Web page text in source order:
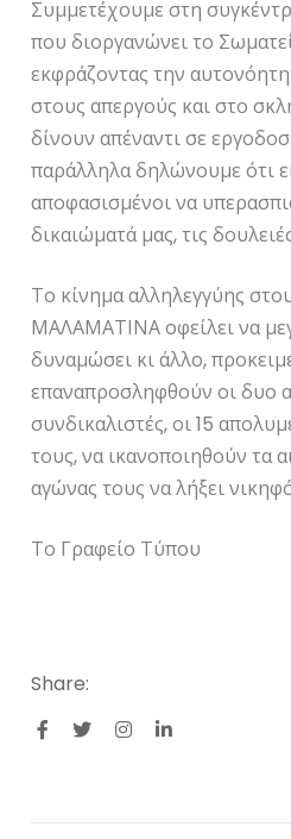
Συμμετέχουμε στη
που διοργανώνει το
εκφράζοντας την
στους απεργούς και στο
δίνουν απέναντι σε
παράλληλα δηλώνουμε ότι
αποφασισμένοι να
δικαιώματά μας, τις
Το κίνημα αλληλεγγύης
ΜΑΛΑΜΑΤΙΝΑ οφείλει να
δυναμώσει κι άλλο,
επαναπροσληφθούν οι δυο
συνδικαλιστές, οι 15
τους, να ικανοποιηθούν τα
αγώνας τους να λήξει
Το Γραφείο Τύπου
Share: